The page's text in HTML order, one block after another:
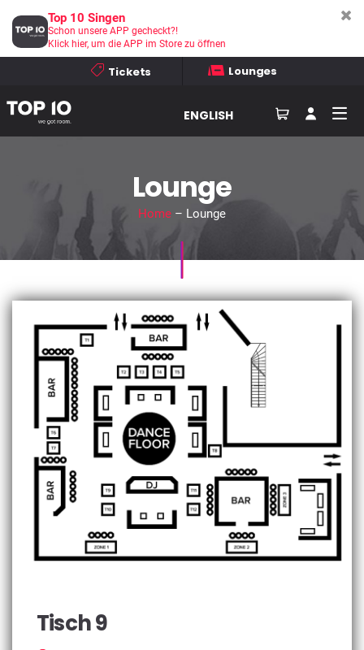
Tickets Lounges
ENGLISH
Lounge
Home– Lounge
Tisch 9
Top 10 Singen
Schon unsere APP gecheckt?!
Klick hier, um die APP im Store zu öffnen